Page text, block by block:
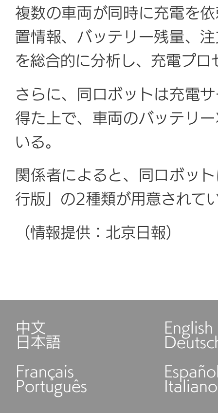
複数の車両が同時に充電を
置情報、バッテリー残量、
を総合的に分析し、充電プ
さらに、同ロボットは充電
得た上で、車両のバッテリ
いる。
関係者によると、同ロボッ
行版」の2種類が用意されて
（情報提供：北京日報）
中文 English
日本語
Français
Português Italiano